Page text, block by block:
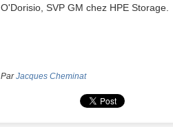
O'Dorisio, SVP GM chez HPE Storage.
ParJacques Cheminat